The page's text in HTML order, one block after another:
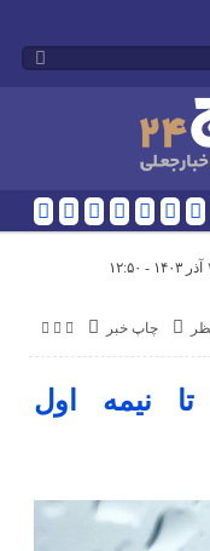
چاپ خبر
نیمه اول